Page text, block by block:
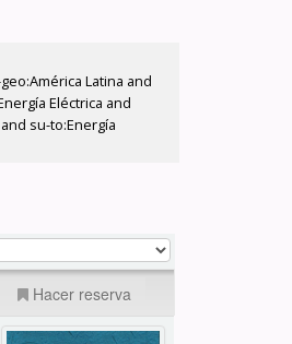
Latina and
Eléctrica and
su-to:Energía
Hacer reserva